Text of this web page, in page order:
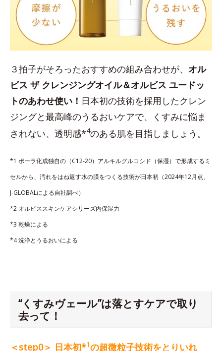
３拍子がそろったおすすめの組み合わせが、 オル
ビス ザ クレンジングオイル＆オルビス ユードッ
トのあわせ使い！ 日本初の技術を採用したクレン
ジングと最高峰のうるおいケアで、くすみに悩ま
されない、透明感*4のある肌を目指しましょう。
*1 ポーラ化成独自の（C12-20）アルキルグルコシド（保湿）で形成するミ
セルから、汚れをはね返す水の膜をつくる技術が日本初（2024年12月点、
J-GLOBALによる自社調べ）
*2 オルビススキンケアシリーズ内保湿力
*3 乾燥による
*4 洗浄とうるおいによる
“くすみヴェール”は落とすケアで取り
去って！
＜step0＞ 日本初*1の超微粒子技術をとりいれ